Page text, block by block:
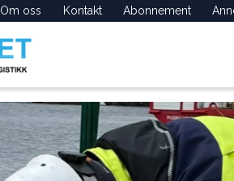
Om oss Kontakt Abonnement